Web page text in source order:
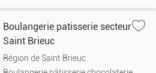
Boulangerie patisserie secteur
Saint Brieuc
Région de Saint Brieuc